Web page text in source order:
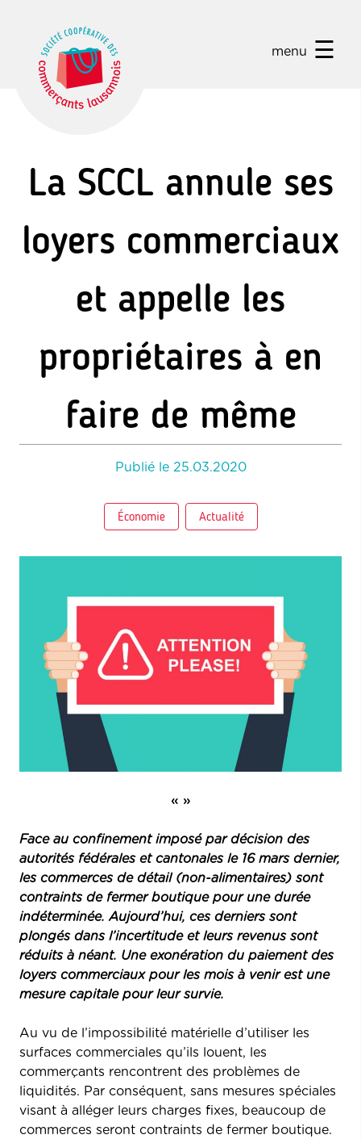
menu ☰
La SCCL annule ses
loyers commerciaux
et appelle les
propriétaires à en
faire de même
Publié le 25.03.2020
Économie Actualité
« »
Face au confinement imposé par décision des
autorités fédérales et cantonales le 16 mars dernier,
les commerces de détail (non-alimentaires) sont
contraints de fermer boutique pour une durée
indéterminée. Aujourd’hui, ces derniers sont
plongés dans l’incertitude et leurs revenus sont
réduits à néant. Une exonération du paiement des
loyers commerciaux pour les mois à venir est une
mesure capitale pour leur survie.
Au vu de l’impossibilité matérielle d’utiliser les
surfaces commerciales qu’ils louent, les
commerçants rencontrent des problèmes de
liquidités. Par conséquent, sans mesures spéciales
visant à alléger leurs charges fixes, beaucoup de
commerces seront contraints de fermer boutique.